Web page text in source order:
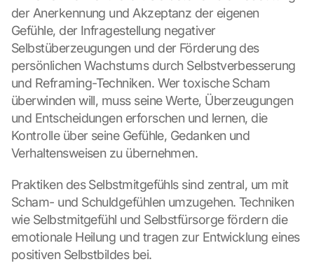
der Anerkennung und Akzeptanz der eigenen
Gefühle, der Infragestellung negativer
Selbstüberzeugungen und der Förderung des
persönlichen Wachstums durch Selbstverbesserung
und Reframing-Techniken. Wer toxische Scham
überwinden will, muss seine Werte, Überzeugungen
und Entscheidungen erforschen und lernen, die
Kontrolle über seine Gefühle, Gedanken und
Verhaltensweisen zu übernehmen.
Praktiken des Selbstmitgefühls sind zentral, um mit
Scham- und Schuldgefühlen umzugehen. Techniken
wie Selbstmitgefühl und Selbstfürsorge fördern die
emotionale Heilung und tragen zur Entwicklung eines
positiven Selbstbildes bei.